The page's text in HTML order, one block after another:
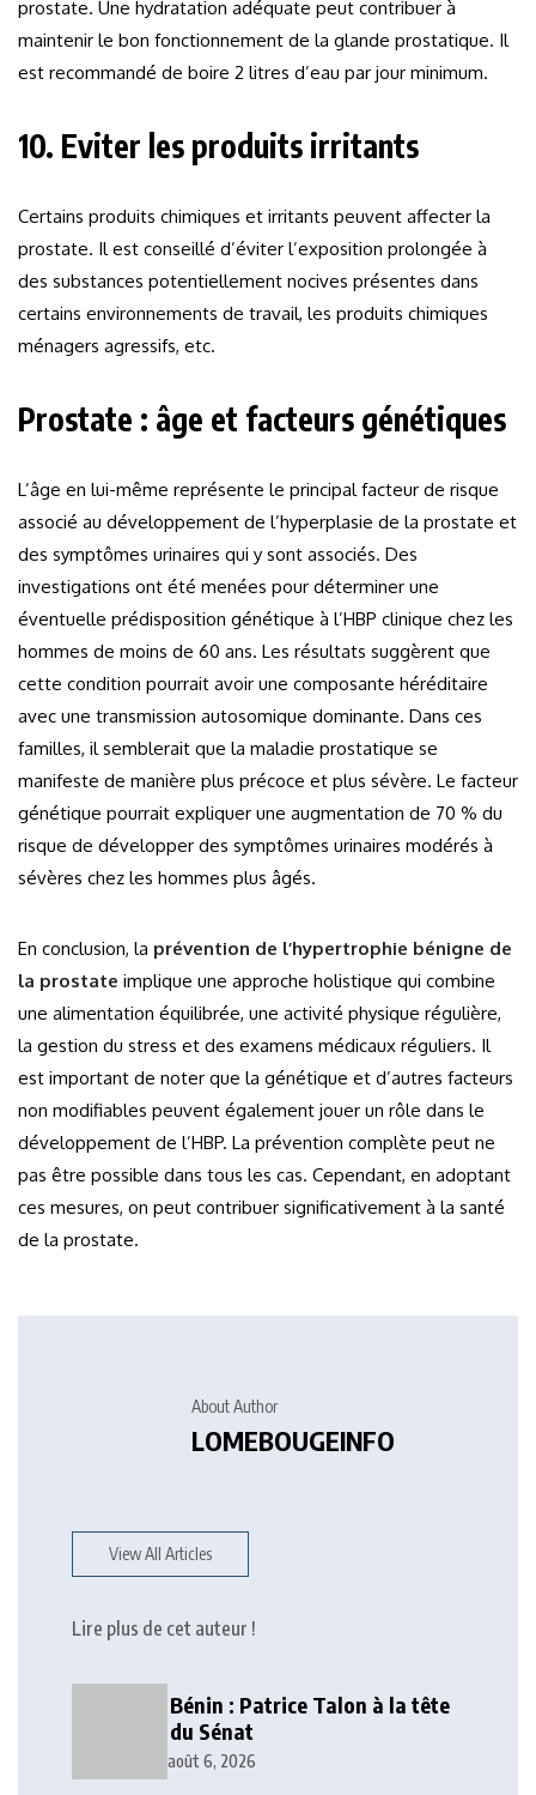
prostate. Une hydratation adéquate peut contribuer à
maintenir le bon fonctionnement de la glande prostatique. Il
est recommandé de boire 2 litres d’eau par jour minimum.
10. Eviter les produits irritants
Certains produits chimiques et irritants peuvent affecter la
prostate. Il est conseillé d’éviter l’exposition prolongée à
des substances potentiellement nocives présentes dans
certains environnements de travail, les produits chimiques
ménagers agressifs, etc.
Prostate : âge et facteurs génétiques
L’âge en lui-même représente le principal facteur de risque
associé au développement de l’hyperplasie de la prostate et
des symptômes urinaires qui y sont associés. Des
investigations ont été menées pour déterminer une
éventuelle prédisposition génétique à l’HBP clinique chez les
hommes de moins de 60 ans. Les résultats suggèrent que
cette condition pourrait avoir une composante héréditaire
avec une transmission autosomique dominante. Dans ces
familles, il semblerait que la maladie prostatique se
manifeste de manière plus précoce et plus sévère. Le facteur
génétique pourrait expliquer une augmentation de 70 % du
risque de développer des symptômes urinaires modérés à
sévères chez les hommes plus âgés.
En conclusion, la prévention de l’hypertrophie bénigne de
la prostate implique une approche holistique qui combine
une alimentation équilibrée, une activité physique régulière,
la gestion du stress et des examens médicaux réguliers. Il
est important de noter que la génétique et d’autres facteurs
non modifiables peuvent également jouer un rôle dans le
développement de l’HBP. La prévention complète peut ne
pas être possible dans tous les cas. Cependant, en adoptant
ces mesures, on peut contribuer significativement à la santé
de la prostate.
About Author
LOMEBOUGEINFO
View All Articles
Lire plus de cet auteur !
Bénin : Patrice Talon à la tête
du Sénat
août 6, 2026